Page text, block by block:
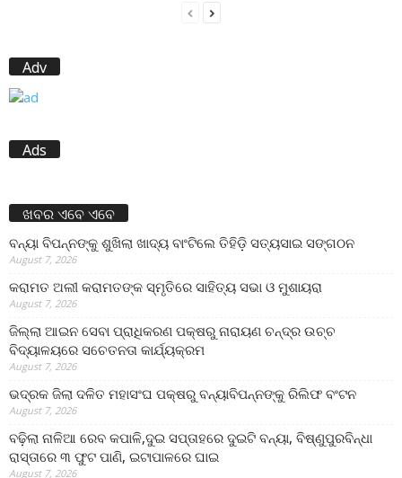
Adv
Ads
ଖବର ଏବେ ଏବେ
ବନ୍ୟା ବିପନ୍ନଙ୍କୁ ଶୁଖିଲା ଖାଦ୍ୟ ବାଂଟିଲେ ତିହିଡି଼ ସତ୍ୟସାଇ ସଙ୍ଗଠନ
August 7, 2026
କରାମତ ଅଲୀ କରାମତଙ୍କ ସ୍ମୃତିରେ ସାହିତ୍ୟ ସଭା ଓ ମୁଶାୟରା
August 7, 2026
ଜିଲ୍ଲା ଆଇନ ସେବା ପ୍ରାଧିକରଣ ପକ୍ଷରୁ ନାରାୟଣ ଚନ୍ଦ୍ର ଉଚ୍ଚ
ବିଦ୍ୟାଳୟରେ ସଚେତନତା କାର୍ଯ୍ୟକ୍ରମ
August 7, 2026
ଭଦ୍ରକ ଜିଲା ଦଳିତ ମହାସଂଘ ପକ୍ଷରୁ ବନ୍ୟାବିପନ୍ନଙ୍କୁ ରିଲିଫ ବଂଟନ
August 7, 2026
ବଢ଼ିଲା ନାଳିଆ ରେବ କପାଳି,ଦୁଇ ସପ୍ତାହରେ ଦୁଇଟି ବନ୍ୟା, ବିଷ୍ଣୁପୁରବିନ୍ଧା
ରାସ୍ତାରେ ୩ ଫୁଟ ପାଣି, ଇଟାପାଳରେ ଘାଇ
August 7, 2026